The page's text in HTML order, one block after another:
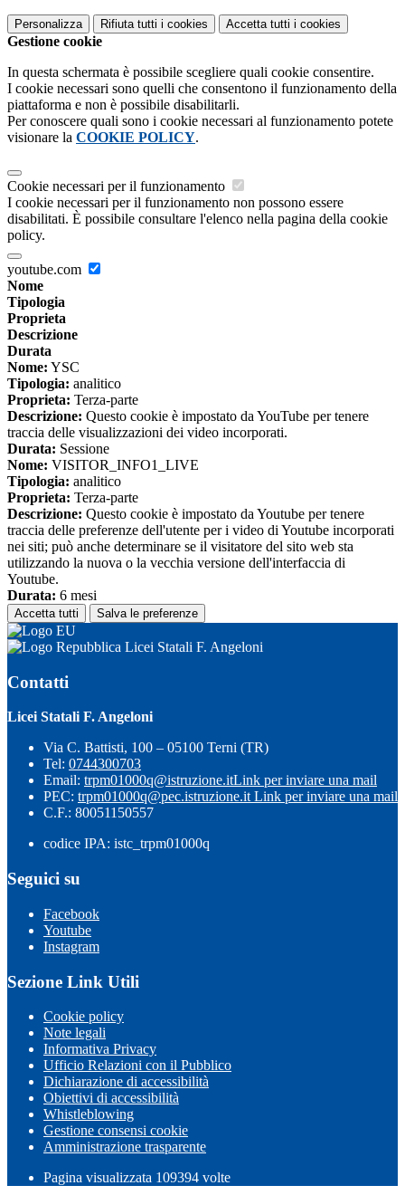
Personalizza Rifiuta tutti i cookies Accetta tutti i cookies
Gestione cookie
In questa schermata è possibile scegliere quali cookie consentire.
I cookie necessari sono quelli che consentono il funzionamento della
piattaforma e non è possibile disabilitarli.
Per conoscere quali sono i cookie necessari al funzionamento potete
visionare la COOKIE POLICY.
Cookie necessari per il funzionamento
I cookie necessari per il funzionamento non possono essere
disabilitati. È possibile consultare l'elenco nella pagina della cookie
policy.
youtube.com
Nome
Tipologia
Proprieta
Descrizione
Durata
Nome: YSC
Tipologia: analitico
Proprieta: Terza-parte
Descrizione: Questo cookie è impostato da YouTube per tenere
traccia delle visualizzazioni dei video incorporati.
Durata: Sessione
Nome: VISITOR_INFO1_LIVE
Tipologia: analitico
Proprieta: Terza-parte
Descrizione: Questo cookie è impostato da Youtube per tenere
traccia delle preferenze dell'utente per i video di Youtube incorporati
nei siti; può anche determinare se il visitatore del sito web sta
utilizzando la nuova o la vecchia versione dell'interfaccia di
Youtube.
Durata: 6 mesi
Accetta tutti Salva le preferenze
Licei Statali F. Angeloni
Contatti
Licei Statali F. Angeloni
Via C. Battisti, 100 – 05100 Terni (TR)
Tel: 0744300703
Email: trpm01000q@istruzione.itLink per inviare una mail
PEC: trpm01000q@pec.istruzione.itLink per inviare una mail
C.F.: 80051150557
codice IPA: istc_trpm01000q
Seguici su
Facebook
Youtube
Instagram
Sezione Link Utili
Cookie policy
Note legali
Informativa Privacy
Ufficio Relazioni con il Pubblico
Dichiarazione di accessibilità
Obiettivi di accessibilità
Whistleblowing
Gestione consensi cookie
Amministrazione trasparente
Pagina visualizzata 109394 volte